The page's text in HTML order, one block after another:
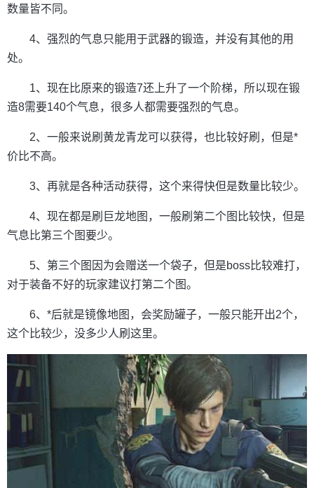
数量皆不同。
4、强烈的气息只能用于武器的锻造，并没有其他的用
处。
1、现在比原来的锻造7还上升了一个阶梯，所以现在锻
造8需要140个气息，很多人都需要强烈的气息。
2、一般来说刷黄龙青龙可以获得，也比较好刷，但是*
价比不高。
3、再就是各种活动获得，这个来得快但是数量比较少。
4、现在都是刷巨龙地图，一般刷第二个图比较快，但是
气息比第三个图要少。
5、第三个图因为会赠送一个袋子，但是boss比较难打，
对于装备不好的玩家建议打第二个图。
6、*后就是镜像地图，会奖励罐子，一般只能开出2个，
这个比较少，没多少人刷这里。